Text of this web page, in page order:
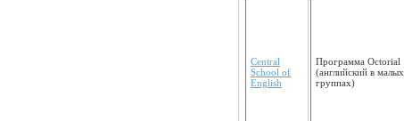
Central
School of
English
Программа Octorial
(английский в малых
группах)